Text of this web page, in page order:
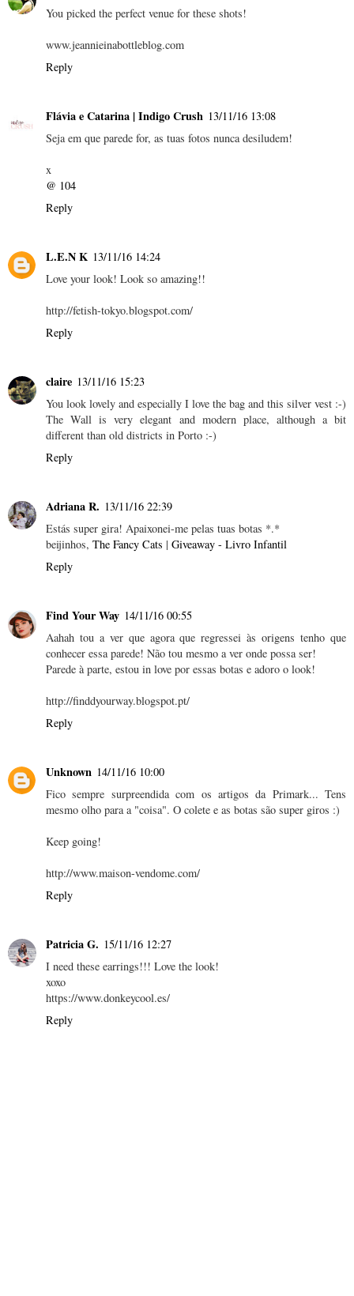
You picked the perfect venue for these shots!
www.jeannieinabottleblog.com
Reply
Flávia e Catarina | Indigo Crush 13/11/16 13:08
Seja em que parede for, as tuas fotos nunca desiludem!
x
@ 104
Reply
L.E.N K 13/11/16 14:24
Love your look! Look so amazing!!
http://fetish-tokyo.blogspot.com/
Reply
claire 13/11/16 15:23
You look lovely and especially I love the bag and this silver vest :-)
The Wall is very elegant and modern place, although a bit
different than old districts in Porto :-)
Reply
Adriana R. 13/11/16 22:39
Estás super gira! Apaixonei-me pelas tuas botas *.*
beijinhos, The Fancy Cats | Giveaway - Livro Infantil
Reply
Find Your Way 14/11/16 00:55
Aahah tou a ver que agora que regressei às origens tenho que
conhecer essa parede! Não tou mesmo a ver onde possa ser!
Parede à parte, estou in love por essas botas e adoro o look!
http://finddyourway.blogspot.pt/
Reply
Unknown 14/11/16 10:00
Fico sempre surpreendida com os artigos da Primark... Tens
mesmo olho para a "coisa". O colete e as botas são super giros :)
Keep going!
http://www.maison-vendome.com/
Reply
Patricia G. 15/11/16 12:27
I need these earrings!!! Love the look!
xoxo
https://www.donkeycool.es/
Reply